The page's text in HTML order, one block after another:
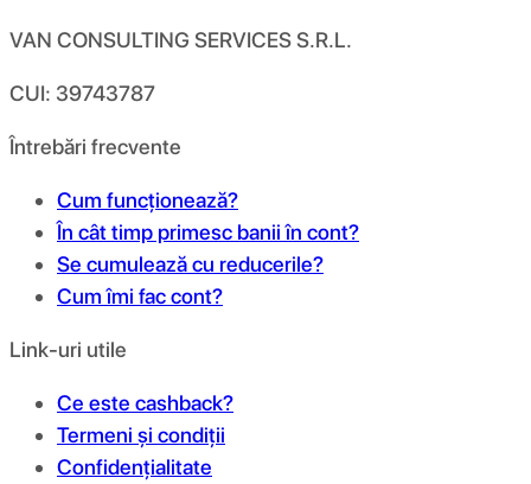
VAN CONSULTING SERVICES S.R.L.
CUI: 39743787
Întrebări frecvente
Cum funcționează?
În cât timp primesc banii în cont?
Se cumulează cu reducerile?
Cum îmi fac cont?
Link-uri utile
Ce este cashback?
Termeni și condiții
Confidențialitate